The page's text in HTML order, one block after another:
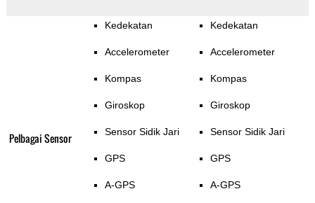
Pelbagai Sensor
Kedekatan
Accelerometer
Kompas
Giroskop
Sensor Sidik Jari
GPS
A-GPS
Kedekatan
Accelerometer
Kompas
Giroskop
Sensor Sidik Jari
GPS
A-GPS